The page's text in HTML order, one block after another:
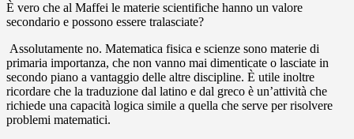
È vero che al Maffei le materie scientifiche hanno un valore
secondario e possono essere tralasciate?
Assolutamente no. Matematica fisica e scienze sono materie di
primaria importanza, che non vanno mai dimenticate o lasciate in
secondo piano a vantaggio delle altre discipline. È utile inoltre
ricordare che la traduzione dal latino e dal greco è un’attività che
richiede una capacità logica simile a quella che serve per risolvere
problemi matematici.